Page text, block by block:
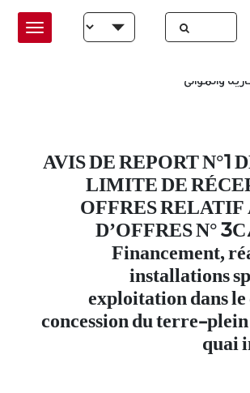
التجارية والموانئ
والموانئ
AVIS DE REPORT N°1
LIMITE DE
OFFRES RELATIF
D’OFFRES N°
Financement,
installations
exploitation dans le
concession du terre-
quai